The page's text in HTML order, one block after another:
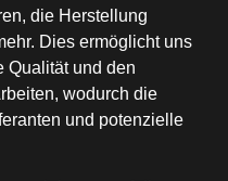
die Herstellung
Dies ermöglicht uns
Qualität und den
wodurch die
und potenzielle